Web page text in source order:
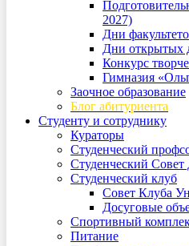
2027)
Дни
Дни открытых
Конкурс
Гимназия
Заочное образование
Блог абитуриента
Студенту и сотруднику
Кураторы
Студенческий
Студенческий Совет
Студенческий клуб
Совет Клуба
Досуговые
Спортивный
Питание